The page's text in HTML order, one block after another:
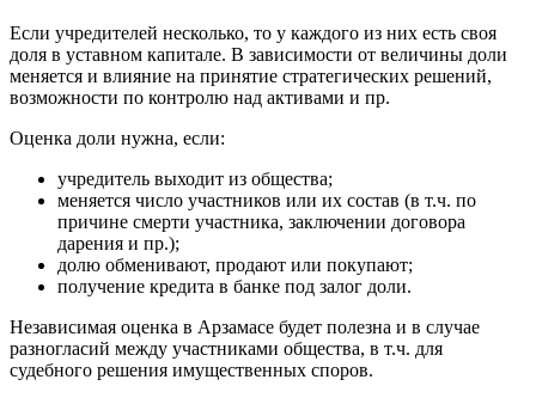
Если учредителей несколько, то у каждого из них есть своя
доля в уставном капитале. В зависимости от величины доли
меняется и влияние на принятие стратегических решений,
возможности по контролю над активами и пр.
Оценка доли нужна, если:
учредитель выходит из общества;
меняется число участников или их состав (в т.ч. по
причине смерти участника, заключении договора
дарения и пр.);
долю обменивают, продают или покупают;
получение кредита в банке под залог доли.
Независимая оценка в Арзамасе будет полезна и в случае
разногласий между участниками общества, в т.ч. для
судебного решения имущественных споров.
Владивосток
Владикавказ
Владимир
Волгодонск
Волжск
Волжский
Волоколамск
Волосово
Вольск
Воркута